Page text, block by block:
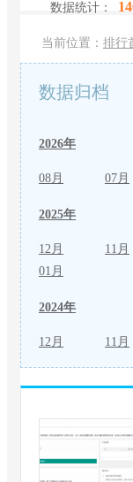
数据统计：
当前位置： 排行
数据归档
2026年
08月 07月
2025年
12月 11月
01月
2024年
12月 11月